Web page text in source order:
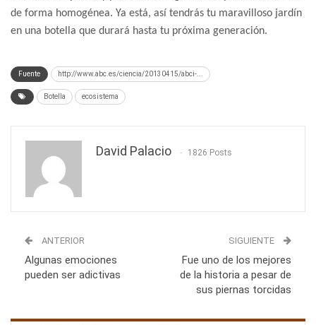
de forma homogénea. Ya está, así tendrás tu maravilloso jardín
en una botella que durará hasta tu próxima generación.
Fuente http://www.abc.es/ciencia/20130415/abci-...
Botella ecosistema
David Palacio 1826 Posts
ANTERIOR
Algunas emociones
pueden ser adictivas
SIGUIENTE
Fue uno de los mejores
de la historia a pesar de
sus piernas torcidas